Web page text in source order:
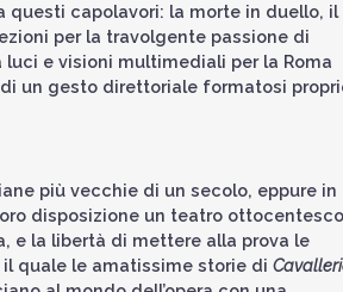
capolavori: la morte in duello, il
per la travolgente passione di
luci e visioni multimediali per la Roma
un gesto direttoriale formatosi
più vecchie di un secolo, eppure in
disposizione un teatro
e la libertà di mettere alla prova le
quale le amatissime storie di